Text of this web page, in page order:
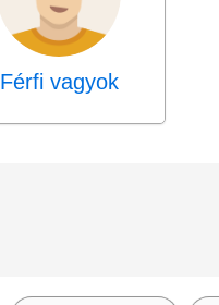
Férfi vagyok